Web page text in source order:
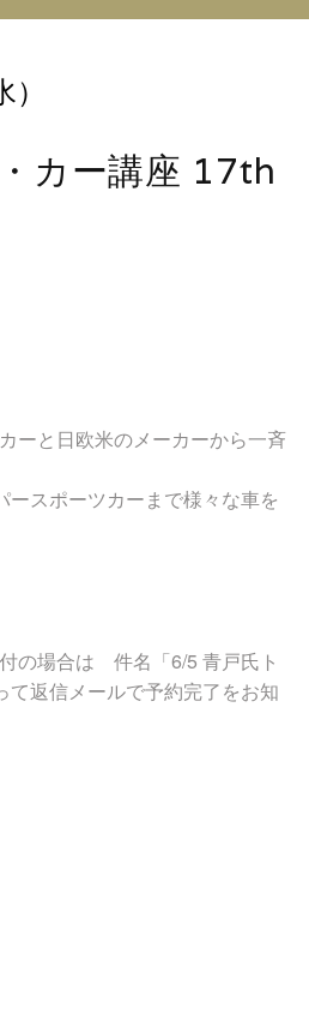
カー講座 17th
ーと日欧米のメーカーから一斉
スポーツカーまで様々な車を
の場合は 件名「6/5 青戸氏ト
返信メールで予約完了をお知